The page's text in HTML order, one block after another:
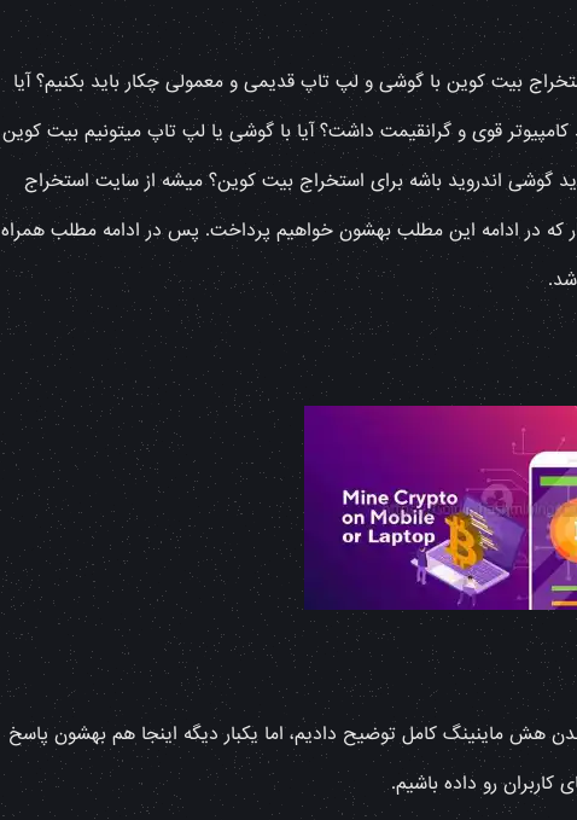
بیت کوین با گوشی و لپ تاپ قدیمی و معمولی چکار باید بکنیم؟ آیا
کامپیوتر قوی و گرانقیمت داشت؟ آیا با گوشی یا لپ تاپ میتونیم بیت کوین
گوشی اندروید باشه برای استخراج بیت کوین؟ میشه از سایت استخراج
که در ادامه این مطلب بهشون خواهیم پرداخت. پس در ادامه مطلب همراه
هش ماینینگ کامل توضیح دادیم، اما یکبار دیگه اینجا هم بهشون پاسخ
رو داده باشیم.